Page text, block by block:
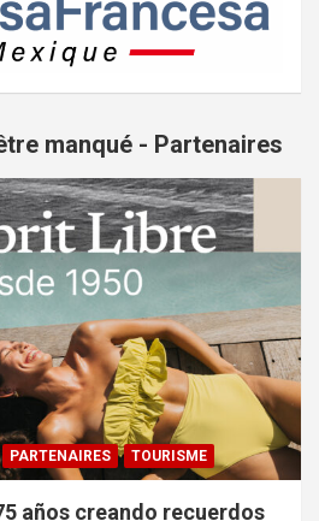
manqué - Partenaires
PARTENAIRES TOURISME
años creando recuerdos